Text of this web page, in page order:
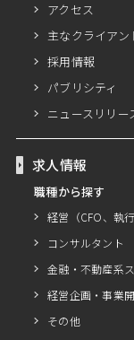
アクセス
主なクライアン
採用情報
パブリシティ
ニュースリリー
求人情報
職種から探す
経営（CFO、執
コンサルタント
金融・不動産系
経営企画・事業
その他